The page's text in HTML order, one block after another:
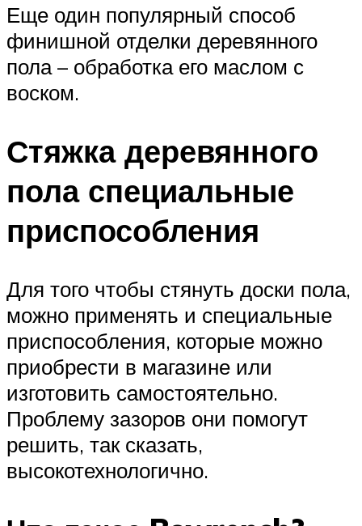
Еще один популярный способ
финишной отделки деревянного
пола – обработка его маслом с
воском.
Стяжка деревянного
пола специальные
приспособления
Для того чтобы стянуть доски пола,
можно применять и специальные
приспособления, которые можно
приобрести в магазине или
изготовить самостоятельно.
Проблему зазоров они помогут
решить, так сказать,
высокотехнологично.